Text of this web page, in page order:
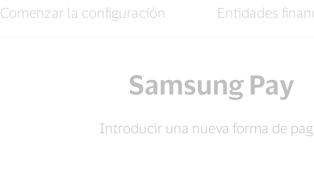
Comenzar la configuración Entidades
Samsung Pay
Introducir una nueva forma de